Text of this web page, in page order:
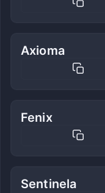
Axioma
Fenix
Sentinela